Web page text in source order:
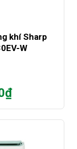
khí Sharp
W
₫